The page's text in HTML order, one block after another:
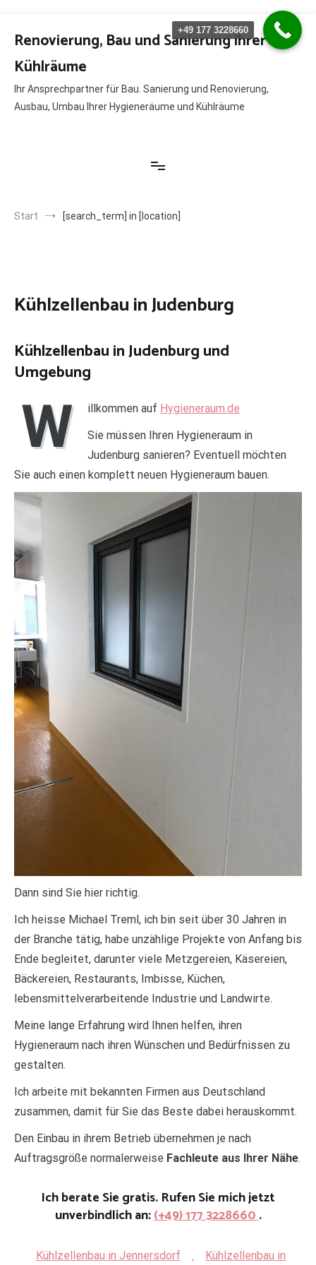
Inhalt
springen
Renovierung, Bau und Sanierung ihrer
Kühlräume
Ihr Ansprechpartner für Bau. Sanierung und Renovierung,
Ausbau, Umbau Ihrer Hygieneräume und Kühlräume
Start [search_term] in [location]
Kühlzellenbau in Judenburg
Kühlzellenbau in Judenburg und
Umgebung
W illkommen auf Hygieneraum.de
Sie müssen Ihren Hygieneraum in
Judenburg sanieren? Eventuell möchten
Sie auch einen komplett neuen Hygieneraum bauen.
Dann sind Sie hier richtig.
Ich heisse Michael Treml, ich bin seit über 30 Jahren in
der Branche tätig, habe unzählige Projekte von Anfang bis
Ende begleitet, darunter viele Metzgereien, Käsereien,
Bäckereien, Restaurants, Imbisse, Küchen,
lebensmittelverarbeitende Industrie und Landwirte.
Meine lange Erfahrung wird Ihnen helfen, ihren
Hygieneraum nach ihren Wünschen und Bedürfnissen zu
gestalten.
Ich arbeite mit bekannten Firmen aus Deutschland
zusammen, damit für Sie das Beste dabei herauskommt.
Den Einbau in ihrem Betrieb übernehmen je nach
Auftragsgröße normalerweise Fachleute aus Ihrer Nähe.
Ich berate Sie gratis. Rufen Sie mich jetzt
unverbindlich an:(+49) 177 3228660.
Kühlzellenbau in Jennersdorf . Kühlzellenbau in
+49 177 3228660